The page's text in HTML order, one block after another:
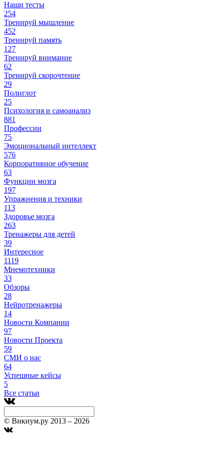
Наши тесты
254
Тренируй мышление
452
Тренируй память
127
Тренируй внимание
62
Тренируй скорочтение
29
Полиглот
25
Психология и самоанализ
881
Профессии
75
Эмоциональный интеллект
576
Корпоративное обучение
63
Функции мозга
197
Упражнения и техники
113
Здоровье мозга
263
Тренажеры для детей
39
Интересное
1119
Мнемотехники
33
Обзоры
28
Нейротренажеры
14
Новости Компании
97
Новости Проекта
59
СМИ о нас
64
Успешные кейсы
5
Все статьи
© Викиум.ру 2013 – 2026